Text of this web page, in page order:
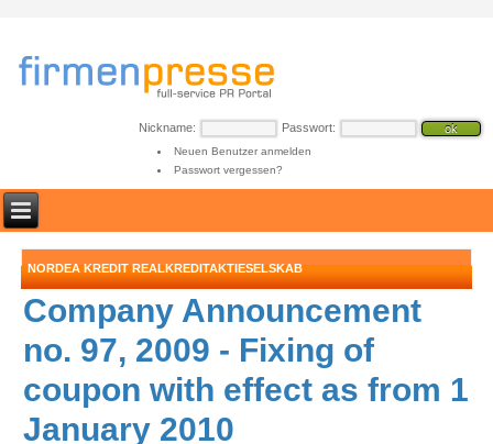
Nickname: Passwort:
Neuen Benutzer anmelden
Passwort vergessen?
NORDEA KREDIT REALKREDITAKTIESELSKAB
Company Announcement
no. 97, 2009 - Fixing of
coupon with effect as from 1
January 2010